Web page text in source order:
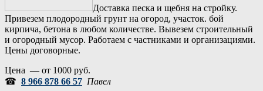
Доставка песка и щебня на стройку.
Привезем плодородный грунт на огород, участок. бой
кирпича, бетона в любом количестве. Вывезем строительный
и огородный мусор. Работаем с частниками и организациями.
Цены договорные.
Цена — от 1000 руб.
☎ 8 966 878 66 57 Павел